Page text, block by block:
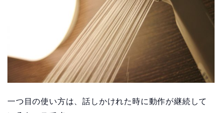
一つ目の使い方は、話しかけれた時に動作が継続して